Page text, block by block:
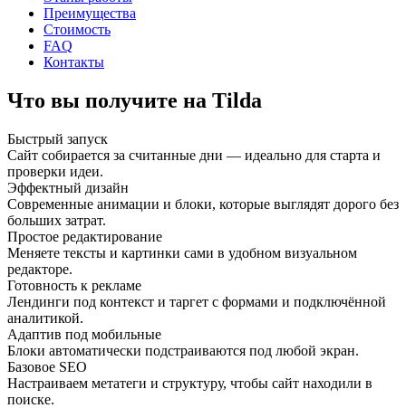
Преимущества
Стоимость
FAQ
Контакты
Что вы получите на Tilda
Быстрый запуск
Сайт собирается за считанные дни — идеально для старта и
проверки идеи.
Эффектный дизайн
Современные анимации и блоки, которые выглядят дорого без
больших затрат.
Простое редактирование
Меняете тексты и картинки сами в удобном визуальном
редакторе.
Готовность к рекламе
Лендинги под контекст и таргет с формами и подключённой
аналитикой.
Адаптив под мобильные
Блоки автоматически подстраиваются под любой экран.
Базовое SEO
Настраиваем метатеги и структуру, чтобы сайт находили в
поиске.